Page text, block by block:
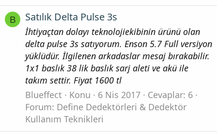
B Satılık Delta Pulse 3s
İhtiyaçtan dolayı teknolojiekibinin ürünü olan
delta pulse 3s satıyorum. Enson 5.7 Full versiyon
yüklüdür. İlgilenen arkadaslar mesaj bırakabilir.
1x1 baslık 38 lik baslık sarj aleti ve akü ile
takım settir. Fiyat 1600 tl
Blueffect
Konu 6 Nis 2017
Cevaplar: 6
Forum: Define Dedektörleri & Dedektör
Kullanım Teknikleri